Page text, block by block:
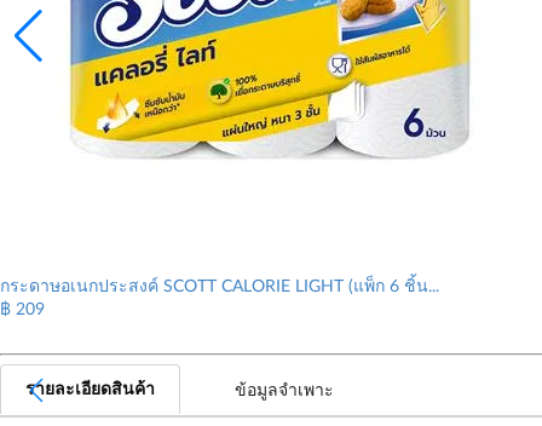
กระดาษอเนกประสงค์ SCOTT CALORIE LIGHT (แพ็ก 6 ชิ้น...
฿ 209
รายละเอียดสินค้า ข้อมูลจำเพาะ